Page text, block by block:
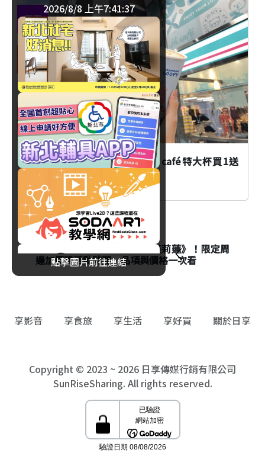
萊爾富暑假咖啡優惠開跑！Hi café特大杯買1送
1、週末大杯咖啡只要29元！
優惠
臺北
消費
八色烤肉mini聯名《葬送的芙莉蓮》！限定周
邊加價購活動時間、品項與價格一次看
2026/8/8 上午7:41:37
點擊圖片前往連結
享影音 享食旅 享生活 享好買 關於日享
Copyright © 2023 ~ 2026 日享傳媒行銷有限公司
SunRiseSharing. All rights reserved.